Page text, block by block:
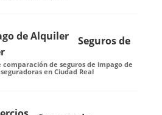
Seguros de
de seguros de impago de
en Ciudad Real